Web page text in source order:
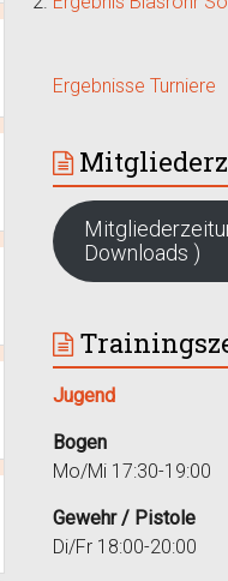
Ergebnisse Turniere
Downloads )
Jugend
Bogen
Mo/Mi 17:30-19:00
Gewehr / Pistole
Di/Fr 18:00-20:00